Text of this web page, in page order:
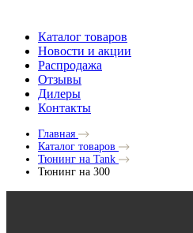
Каталог товаров
Новости и акции
Распродажа
Отзывы
Дилеры
Контакты
Главная
Каталог товаров
Тюнинг на Tank
Тюнинг на 300